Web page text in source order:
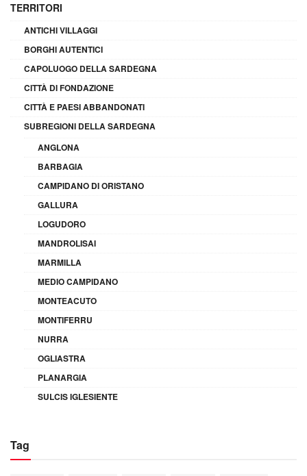
TERRITORI
ANTICHI VILLAGGI
BORGHI AUTENTICI
CAPOLUOGO DELLA SARDEGNA
CITTÀ DI FONDAZIONE
CITTÀ E PAESI ABBANDONATI
SUBREGIONI DELLA SARDEGNA
ANGLONA
BARBAGIA
CAMPIDANO DI ORISTANO
GALLURA
LOGUDORO
MANDROLISAI
MARMILLA
MEDIO CAMPIDANO
MONTEACUTO
MONTIFERRU
NURRA
OGLIASTRA
PLANARGIA
SULCIS IGLESIENTE
Tag